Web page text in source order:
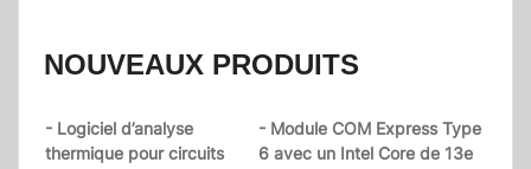
NOUVEAUX PRODUITS
- Logiciel d’analyse
thermique pour circuits
- Module COM Express Type
6 avec un Intel Core de 13e